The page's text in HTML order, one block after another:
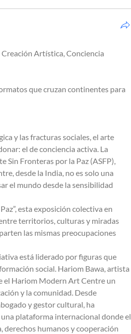
Artística, Conciencia
que cruzan continentes para
y las fracturas sociales, el arte
el de conciencia activa. La
Sin Fronteras por la Paz (ASFP),
desde la India, no es solo una
el mundo desde la sensibilidad
esta exposición colectiva en
territorios, culturas y miradas
las mismas preocupaciones
está liderado por figuras que
social. Hariom Bawa, artista
el Hariom Modern Art Centre un
y la comunidad. Desde
y gestor cultural, ha
plataforma internacional donde el
derechos humanos y cooperación